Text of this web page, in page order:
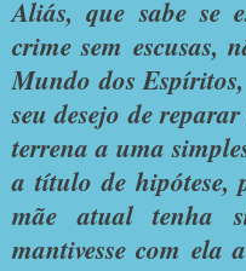
Aliás, que sabe se
crime sem escusas,
Mundo dos
seu desejo de
terrena a uma
a título de hipótese,
mãe atual tenha
mantivesse com ela